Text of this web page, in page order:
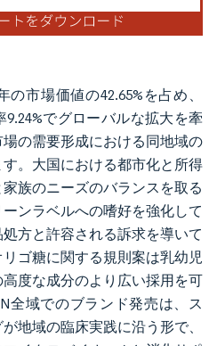
市場価値の42.65%を占め、
でグローバルな拡大を牽
の需要形成における同地域の
。大国における都市化と所得
族のニーズのバランスを取る
ンラベルへの嗜好を強化して
方と許容される訴求を導いて
ゴ糖に関する規則案は乳幼児
度な成分のより広い採用を可
全域でのブランド発売は、ス
地域の臨床実践に沿う形で、